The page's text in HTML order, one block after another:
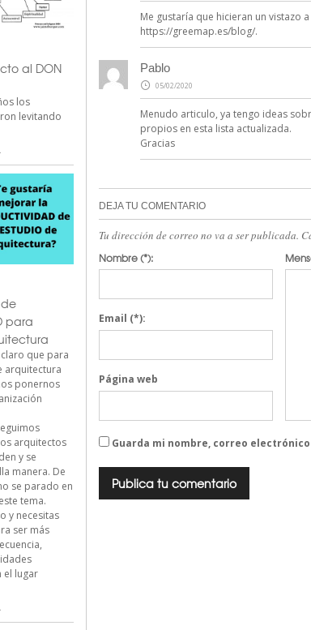
Me gustaría que hicieran un vistazo
https://greemap.es/blog/.
Pablo
05/02/2020
Menudo articulo, ya tengo ideas
propios en esta lista actualizada.
Gracias
DEJA TU COMENTARIO
Tu dirección de correo no va a ser publicada.
Nombre(*):
Email (*):
Página web
Guarda mi nombre, correo
al DON
los
levitando
para
que para
arquitectura
ponernos
arquitectos
y se
manera. De
se parado en
tema.
y necesitas
ser más
el lugar